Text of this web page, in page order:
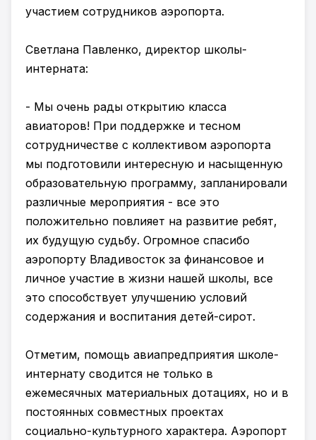
участием сотрудников аэропорта.
Светлана Павленко, директор школы-
интерната:
- Мы очень рады открытию класса
авиаторов! При поддержке и тесном
сотрудничестве с коллективом аэропорта
мы подготовили интересную и насыщенную
образовательную программу, запланировали
различные мероприятия - все это
положительно повлияет на развитие ребят,
их будущую судьбу. Огромное спасибо
аэропорту Владивосток за финансовое и
личное участие в жизни нашей школы, все
это способствует улучшению условий
содержания и воспитания детей-сирот.
Отметим, помощь авиапредприятия школе-
интернату сводится не только в
ежемесячных материальных дотациях, но и в
постоянных совместных проектах
социально-культурного характера. Аэропорт